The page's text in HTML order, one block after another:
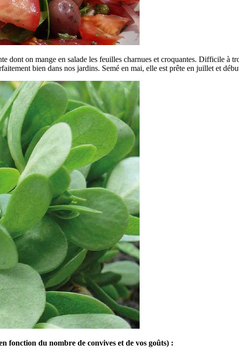
dont on mange en salade les feuilles charnues et croquantes. Difficile à
bien dans nos jardins. Semé en mai, elle est prête en juillet et
fonction du nombre de convives et de vos goûts) :